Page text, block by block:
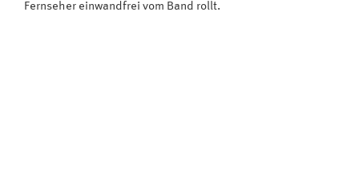
Fernseher einwandfrei vom Band rollt.